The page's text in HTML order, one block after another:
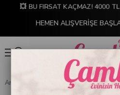
💥 BU FIRSAT KAÇMAZ! 4000
HEMEN ALIŞVERİŞE
Anasayfa SOFRA & MUTFAK